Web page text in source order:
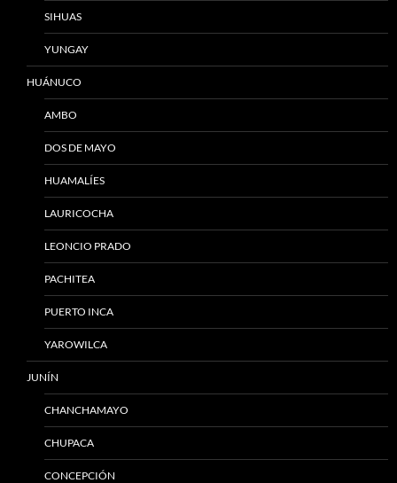
SIHUAS
YUNGAY
HUÁNUCO
AMBO
DOS DE MAYO
HUAMALÍES
LAURICOCHA
LEONCIO PRADO
PACHITEA
PUERTO INCA
YAROWILCA
JUNÍN
CHANCHAMAYO
CHUPACA
CONCEPCIÓN